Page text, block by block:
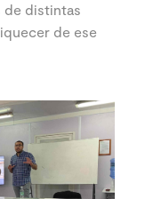
de distintas
de ese